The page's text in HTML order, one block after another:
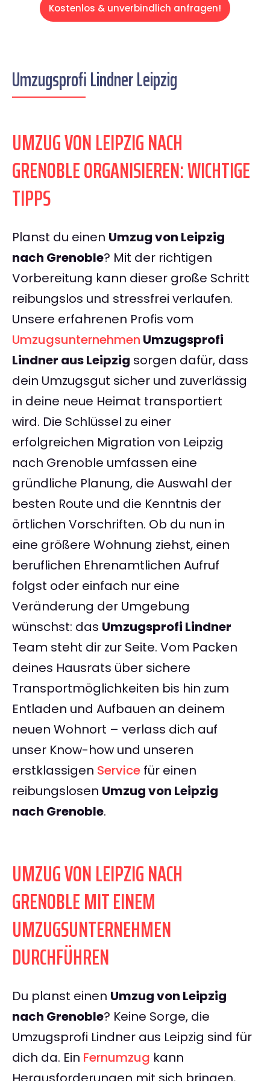
Kostenlos & unverbindlich anfragen!
Umzugsprofi Lindner Leipzig
UMZUG VON LEIPZIG NACH
GRENOBLE ORGANISIEREN: WICHTIGE
TIPPS
Planst du einen Umzug von Leipzig
nach Grenoble? Mit der richtigen
Vorbereitung kann dieser große Schritt
reibungslos und stressfrei verlaufen.
Unsere erfahrenen Profis vom
Umzugsunternehmen Umzugsprofi
Lindner aus Leipzig sorgen dafür, dass
dein Umzugsgut sicher und zuverlässig
in deine neue Heimat transportiert
wird. Die Schlüssel zu einer
erfolgreichen Migration von Leipzig
nach Grenoble umfassen eine
gründliche Planung, die Auswahl der
besten Route und die Kenntnis der
örtlichen Vorschriften. Ob du nun in
eine größere Wohnung ziehst, einen
beruflichen Ehrenamtlichen Aufruf
folgst oder einfach nur eine
Veränderung der Umgebung
wünschst: das Umzugsprofi Lindner
Team steht dir zur Seite. Vom Packen
deines Hausrats über sichere
Transportmöglichkeiten bis hin zum
Entladen und Aufbauen an deinem
neuen Wohnort – verlass dich auf
unser Know-how und unseren
erstklassigen Service für einen
reibungslosen Umzug von Leipzig
nach Grenoble.
UMZUG VON LEIPZIG NACH
GRENOBLE MIT EINEM
UMZUGSUNTERNEHMEN
DURCHFÜHREN
Du planst einen Umzug von Leipzig
nach Grenoble? Keine Sorge, die
Umzugsprofi Lindner aus Leipzig sind für
dich da. Ein Fernumzug kann